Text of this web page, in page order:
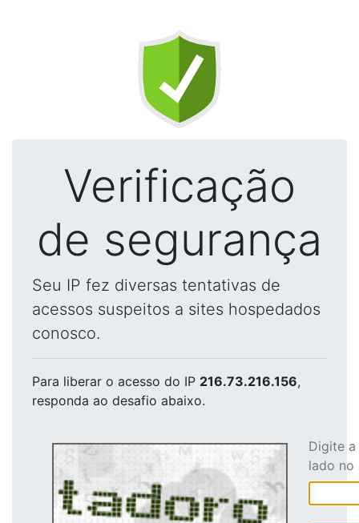
Verificação
de segurança
Seu IP fez diversas tentativas de
acessos suspeitos a sites hospedados
conosco.
Para liberar o acesso do IP 216.73.216.156,
responda ao desafio abaixo.
Digite
lado no